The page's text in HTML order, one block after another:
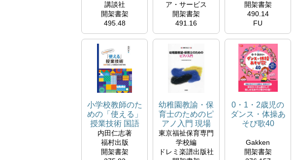
講談社
開架書架
495.48
AM
ア・サービス
開架書架
491.16
YO
開架書架
490.14
FU
小学校教師のた
めの「使える」
授業技術 国語
科を核にした授
業設計と指導の
実践
内田仁志著
福村出版
開架書架
幼稚園教諭・保
育士のためのピ
アノ入門 現場
で役立つ
東京福祉保育専門
学校編
ドレミ楽譜出版社
0・1・2歳児の
ダンス・体操あ
そび歌40
books
Gakken
開架書架